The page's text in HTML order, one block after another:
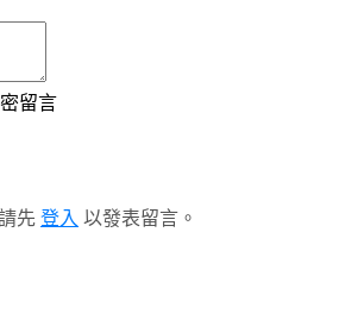
留言
先 登入 以發表留言。